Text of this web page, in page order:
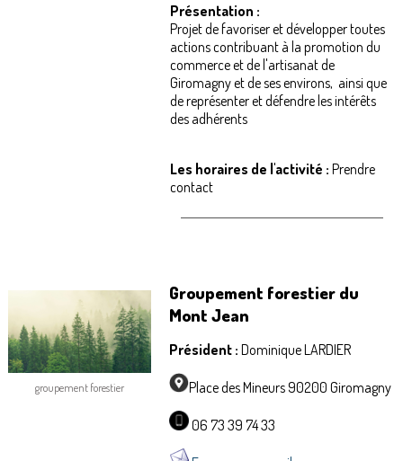
Présentation :
Projet de favoriser et développer toutes
actions contribuant à la promotion du
commerce et de l'artisanat de
Giromagny et de ses environs, ainsi que
de représenter et défendre les intérêts
des adhérents
Les horaires de l'activité : Prendre
contact
groupement forestier
Groupement forestier du
Mont Jean
Président : Dominique LARDIER
Place des Mineurs 90200 Giromagny
06 73 39 74 33